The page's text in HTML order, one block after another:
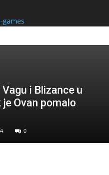
i Blizance u
Ovan pomalo
0